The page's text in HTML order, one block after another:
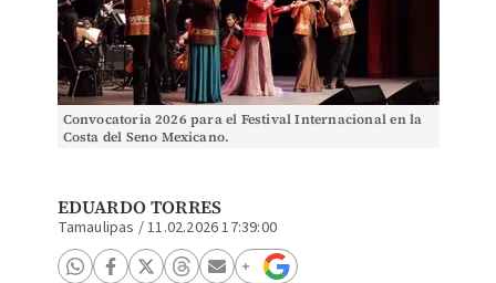
Convocatoria 2026 para el Festival Internacional en la
Costa del Seno Mexicano.
EDUARDO TORRES
Tamaulipas /11.02.2026 17:39:00